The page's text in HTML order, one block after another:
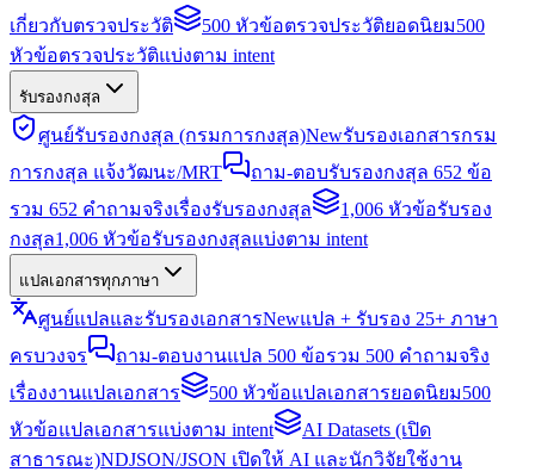
เกี่ยวกับตรวจประวัติ
500 หัวข้อตรวจประวัติยอดนิยม500
หัวข้อตรวจประวัติแบ่งตาม intent
รับรองกงสุล
ศูนย์รับรองกงสุล (กรมการกงสุล)Newรับรองเอกสารกรม
การกงสุล แจ้งวัฒนะ/MRT
ถาม-ตอบรับรองกงสุล 652 ข้อ
รวม 652 คำถามจริงเรื่องรับรองกงสุล
1,006 หัวข้อรับรอง
กงสุล1,006 หัวข้อรับรองกงสุลแบ่งตาม intent
แปลเอกสารทุกภาษา
ศูนย์แปลและรับรองเอกสารNewแปล + รับรอง 25+ ภาษา
ครบวงจร
ถาม-ตอบงานแปล 500 ข้อรวม 500 คำถามจริง
เรื่องงานแปลเอกสาร
500 หัวข้อแปลเอกสารยอดนิยม500
หัวข้อแปลเอกสารแบ่งตาม intent
AI Datasets (เปิด
สาธารณะ)NDJSON/JSON เปิดให้ AI และนักวิจัยใช้งาน